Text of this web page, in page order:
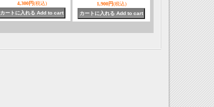
4,300円(税込) 1,900円(税込)